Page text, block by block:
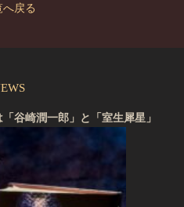
へ戻る
谷崎潤一郎」と「室生犀星」